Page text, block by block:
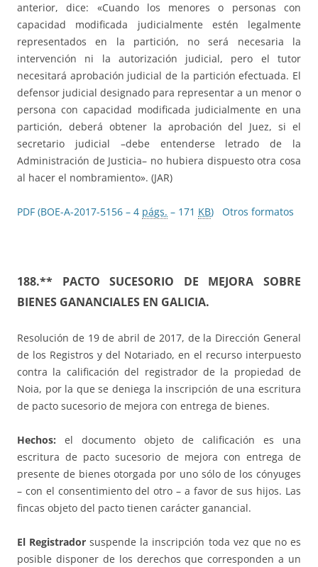
anterior, dice: «Cuando los menores o personas con
capacidad modificada judicialmente estén legalmente
representados en la partición, no será necesaria la
intervención ni la autorización judicial, pero el tutor
necesitará aprobación judicial de la partición efectuada. El
defensor judicial designado para representar a un menor o
persona con capacidad modificada judicialmente en una
partición, deberá obtener la aprobación del Juez, si el
secretario judicial –debe entenderse letrado de la
Administración de Justicia– no hubiera dispuesto otra cosa
al hacer el nombramiento». (JAR)
PDF (BOE-A-2017-5156 – 4 págs. – 171 KB) Otros formatos
188.** PACTO SUCESORIO DE MEJORA SOBRE
BIENES GANANCIALES EN GALICIA.
Resolución de 19 de abril de 2017, de la Dirección General
de los Registros y del Notariado, en el recurso interpuesto
contra la calificación del registrador de la propiedad de
Noia, por la que se deniega la inscripción de una escritura
de pacto sucesorio de mejora con entrega de bienes.
Hechos: el documento objeto de calificación es una
escritura de pacto sucesorio de mejora con entrega de
presente de bienes otorgada por uno sólo de los cónyuges
– con el consentimiento del otro – a favor de sus hijos. Las
fincas objeto del pacto tienen carácter ganancial.
El Registradorsuspende la inscripción toda vez que no es
posible disponer de los derechos que corresponden a un